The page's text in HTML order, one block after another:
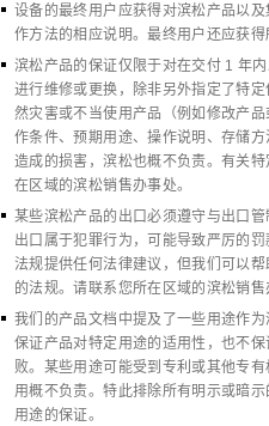
设备的最终用户应获得对滨松产品以
作方法的相应说明。最终用户还应获得
滨松产品的保证仅限于对在交付 1 年
进行维修或更换，除非另外指定了特
然灾害或不当使用产品（例如修改产
作条件、预期用途、操作说明、存储
造成的损害，滨松也概不负责。有关
在区域的滨松销售办事处。
某些滨松产品的出口必须遵守与出口
出口属于犯罪行为，可能导致严厉的
法规提供任何法律建议，但我们可以
的法规。请联系您所在区域的滨松销售
我们的产品文档中提及了一些用途作
保证产品对特定用途的适用性，也不
败。某些用途可能受到专利或其他专
用概不负责。特此排除所有明示或暗
用途的保证。